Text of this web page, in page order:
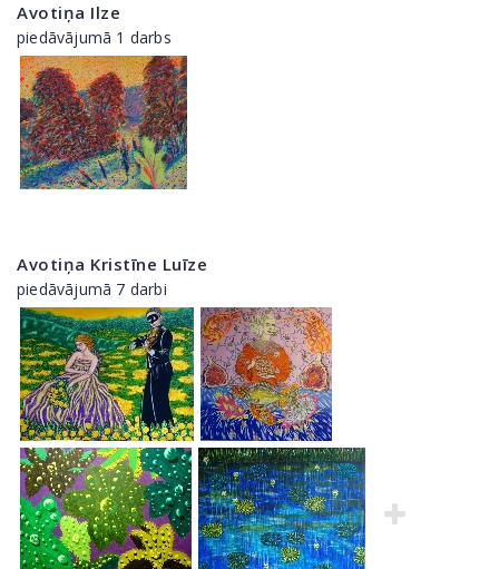
Avotiņa Ilze
piedāvājumā 1 darbs
Avotiņa Kristīne Luīze
piedāvājumā 7 darbi